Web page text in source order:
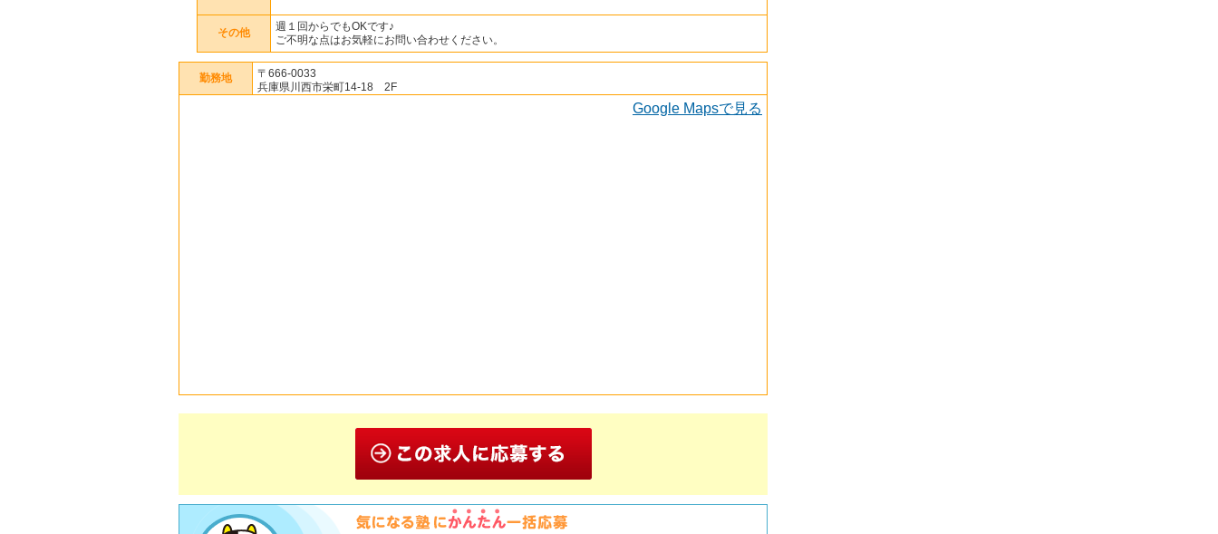
その他
週１回からでもOKです♪
ご不明な点はお気軽にお問い合わせください。
勤務地
〒666-0033
兵庫県川西市栄町14-18 2F
Google Mapsで見る